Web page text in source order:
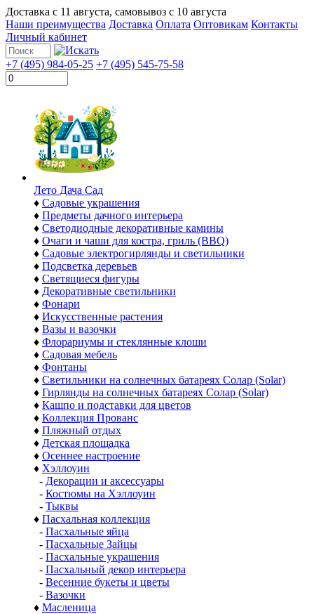
Доставка с 11 августа, самовывоз с 10 августа
Наши преимущества Доставка Оплата Оптовикам Контакты
Личный кабинет
+7 (495) 984-05-25 +7 (495) 545-75-58
Лето Дача Сад
♦ Садовые украшения
♦ Предметы дачного интерьера
♦ Светодиодные декоративные камины
♦ Очаги и чаши для костра, гриль (BBQ)
♦ Садовые электрогирлянды и светильники
♦ Подсветка деревьев
♦ Светящиеся фигуры
♦ Декоративные светильники
♦ Фонари
♦ Искусственные растения
♦ Вазы и вазочки
♦ Флорариумы и стеклянные клоши
♦ Садовая мебель
♦ Фонтаны
♦ Светильники на солнечных батареях Солар (Solar)
♦ Гирлянды на солнечных батареях Солар (Solar)
♦ Кашпо и подставки для цветов
♦ Коллекция Прованс
♦ Пляжный отдых
♦ Детская площадка
♦ Осеннее настроение
♦ Хэллоуин
- Декорации и аксессуары
- Костюмы на Хэллоуин
- Тыквы
♦ Пасхальная коллекция
- Пасхальные яйца
- Пасхальные Зайцы
- Пасхальные украшения
- Пасхальный декор интерьера
- Весенние букеты и цветы
- Вазочки
♦ Масленица